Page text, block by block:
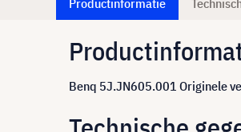
Productinformatie
Benq 5J.JN605.001 Originele